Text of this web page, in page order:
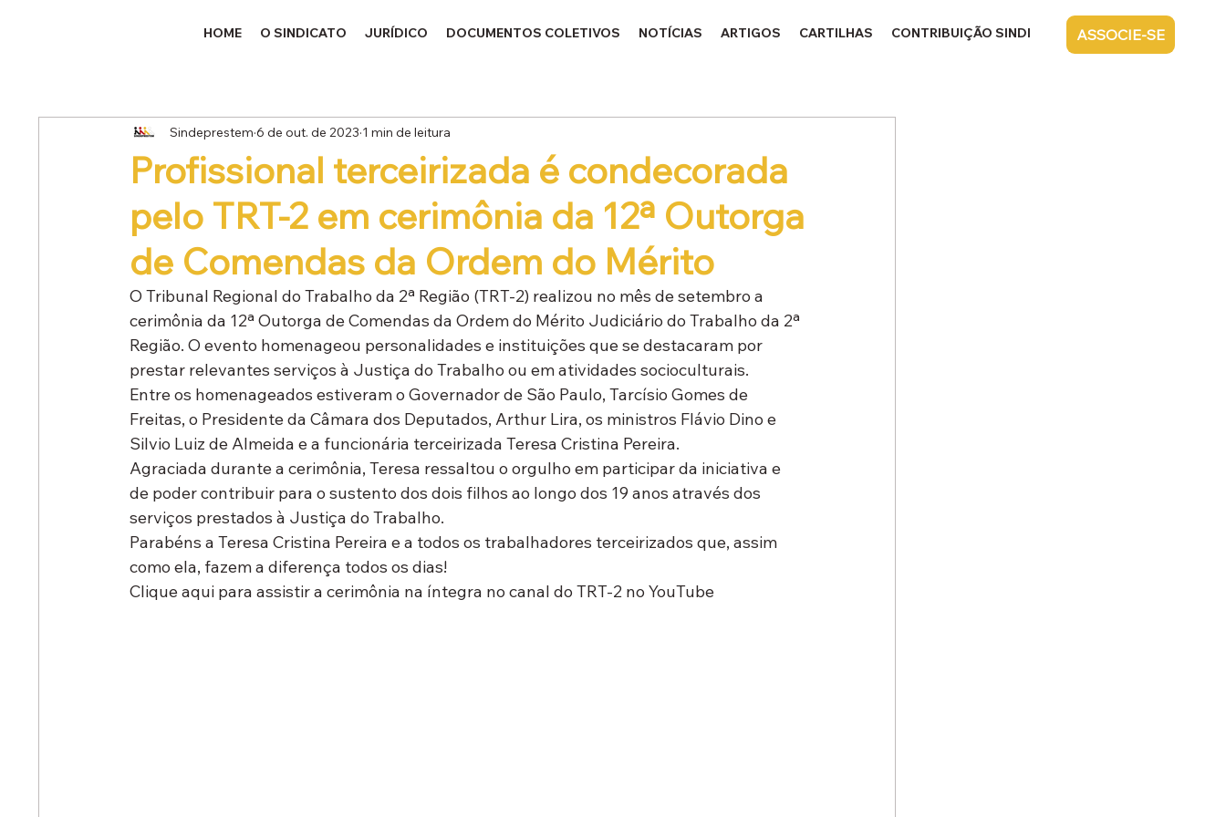
HOME O SINDICATO JURÍDICO DOCUMENTOS COLETIVOS NOTÍCIAS ARTIGOS CARTILHAS CONTRIBUIÇÃO SINDICAL CONTATO
ASSOCIE-SE
Profissional terceirizada é condecorada
pelo TRT-2 em cerimônia da 12ª Outorga
de Comendas da Ordem do Mérito
Sindeprestem 6 de out. de 2023 1 min de leitura
O Tribunal Regional do Trabalho da 2ª Região (TRT-2) realizou no mês de setembro a
cerimônia da 12ª Outorga de Comendas da Ordem do Mérito Judiciário do Trabalho da 2ª
Região. O evento homenageou personalidades e instituições que se destacaram por
prestar relevantes serviços à Justiça do Trabalho ou em atividades socioculturais.
Entre os homenageados estiveram o Governador de São Paulo, Tarcísio Gomes de
Freitas, o Presidente da Câmara dos Deputados, Arthur Lira, os ministros Flávio Dino e
Silvio Luiz de Almeida e a funcionária terceirizada Teresa Cristina Pereira.
Agraciada durante a cerimônia, Teresa ressaltou o orgulho em participar da iniciativa e
de poder contribuir para o sustento dos dois filhos ao longo dos 19 anos através dos
serviços prestados à Justiça do Trabalho.
Parabéns a Teresa Cristina Pereira e a todos os trabalhadores terceirizados que, assim
como ela, fazem a diferença todos os dias!
Clique aqui para assistir a cerimônia na íntegra no canal do TRT-2 no YouTube